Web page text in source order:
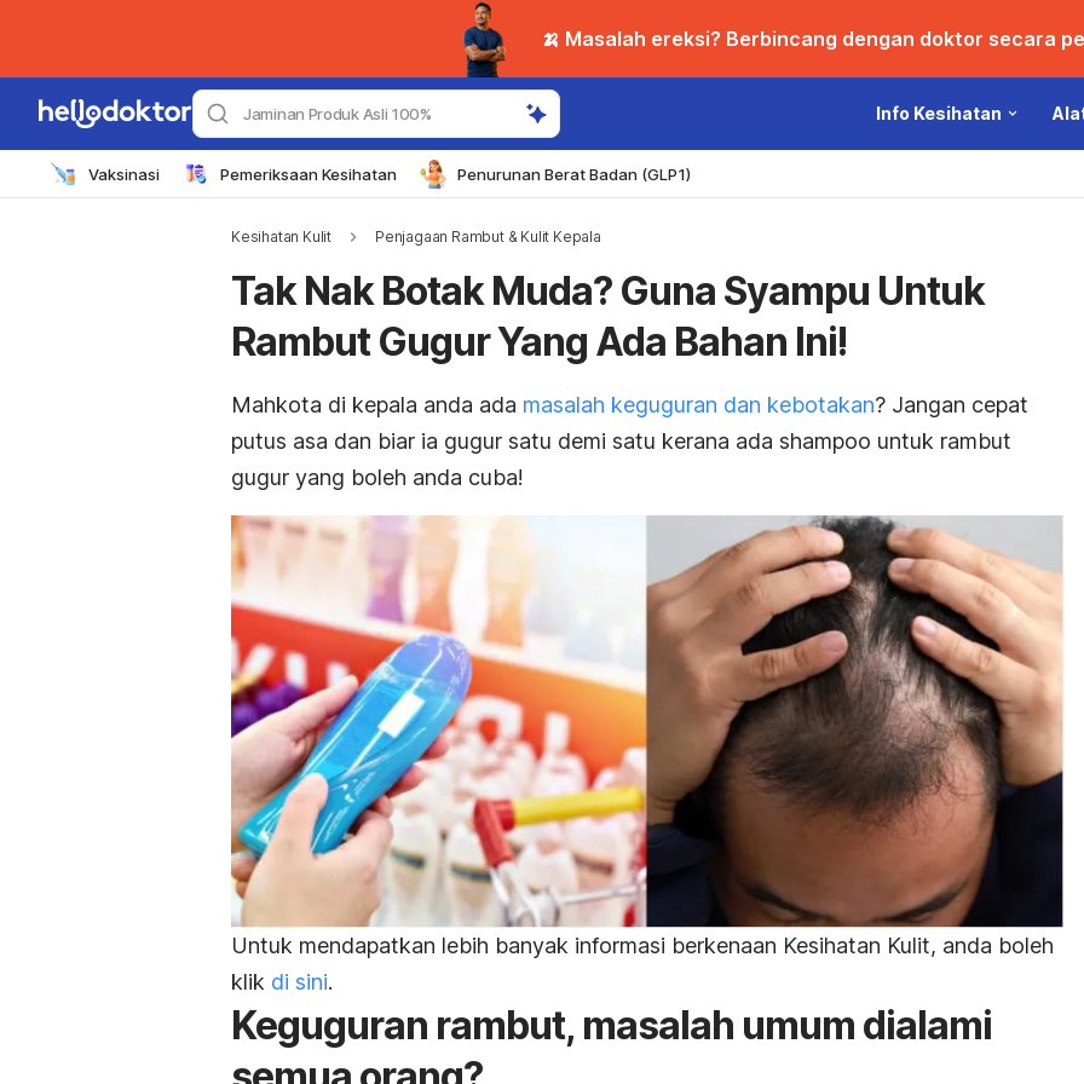
🍌 Masalah ereksi? Berbincang dengan doktor secara
Jaminan Produk Asli 100% Info Kesihatan
Vaksinasi Pemeriksaan Kesihatan Penurunan Berat Badan (GLP1)
Kesihatan Kulit Penjagaan Rambut & Kulit Kepala
Tak Nak Botak Muda? Guna Syampu Untuk
Rambut Gugur Yang Ada Bahan Ini!
Mahkota di kepala anda ada masalah keguguran dan kebotakan? Jangan cepat
putus asa dan biar ia gugur satu demi satu kerana ada shampoo untuk rambut
gugur yang boleh anda cuba!
Untuk mendapatkan lebih banyak informasi berkenaan Kesihatan Kulit, anda boleh
klik di sini.
Keguguran rambut, masalah umum dialami